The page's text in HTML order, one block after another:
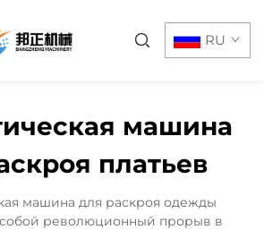
RU
машина
платьев
машина для раскроя одежды
собой революционный прорыв в